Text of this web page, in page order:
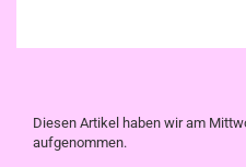
Diesen Artikel haben wir am
aufgenommen.